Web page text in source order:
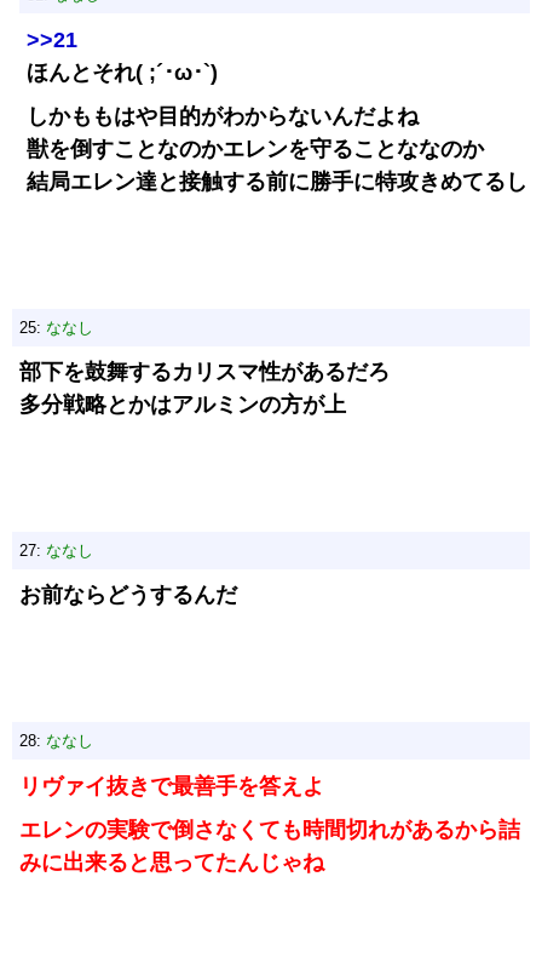
>>21
ほんとそれ( ;´･ω･`)
しかももはや目的がわからないんだよね
獣を倒すことなのかエレンを守ることななのか
結局エレン達と接触する前に勝手に特攻きめてるし
25: ななし
部下を鼓舞するカリスマ性があるだろ
多分戦略とかはアルミンの方が上
27: ななし
お前ならどうするんだ
28: ななし
リヴァイ抜きで最善手を答えよ
エレンの実験で倒さなくても時間切れがあるから詰
みに出来ると思ってたんじゃね